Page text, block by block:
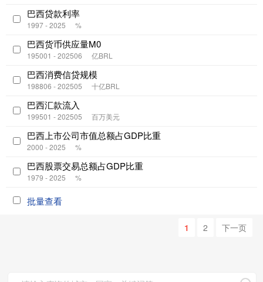
巴西贷款利率
1997 - 2025 %
巴西货币供应量M0
195001 - 202506 亿BRL
巴西消费信贷规模
198806 - 202505 十亿BRL
巴西汇款流入
199501 - 202505 百万美元
巴西上市公司市值总额占GDP比重
2000 - 2025 %
巴西股票交易总额占GDP比重
1979 - 2025 %
批量查看
1 2 下一页